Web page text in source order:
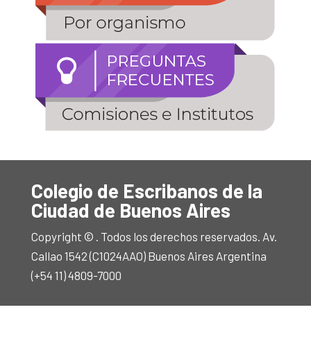
Colegio de Escribanos de la
Ciudad de Buenos Aires
Copyright © . Todos los derechos reservados. Av.
Callao 1542 (C1024AAO) Buenos Aires Argentina
(+54 11) 4809-7000